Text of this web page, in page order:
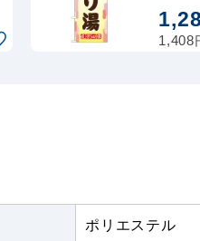
20L
1,408
ポリエステル